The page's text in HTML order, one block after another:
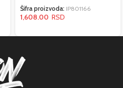
Šifra proizvoda: IP801166
1,608.00